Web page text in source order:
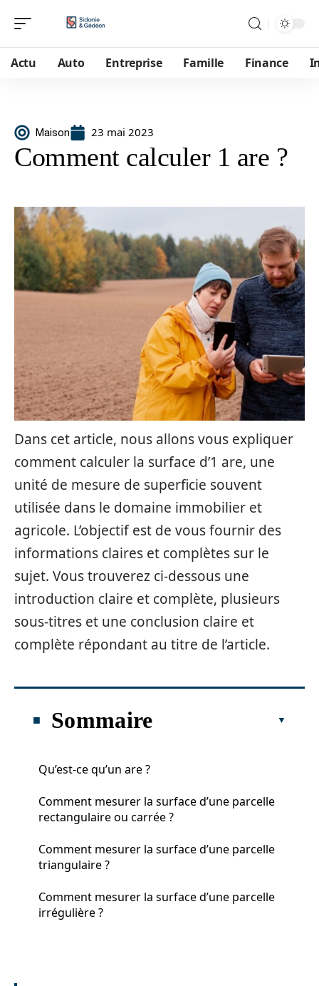
Actu Auto Entreprise Famille Finance
Maison 23 mai 2023
Comment calculer 1 are ?
Dans cet article, nous allons vous expliquer
comment calculer la surface d’1 are, une
unité de mesure de superficie souvent
utilisée dans le domaine immobilier et
agricole. L’objectif est de vous fournir des
informations claires et complètes sur le
sujet. Vous trouverez ci-dessous une
introduction claire et complète, plusieurs
sous-titres et une conclusion claire et
complète répondant au titre de l’article.
Sommaire
Qu’est-ce qu’un are ?
Comment mesurer la surface d’une parcelle
rectangulaire ou carrée ?
Comment mesurer la surface d’une parcelle
triangulaire ?
Comment mesurer la surface d’une parcelle
irrégulière ?